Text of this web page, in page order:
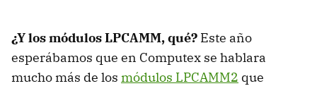
¿Y los módulos LPCAMM, qué? Este año
esperábamos que en Computex se hablara
mucho más de los módulos LPCAMM2 que